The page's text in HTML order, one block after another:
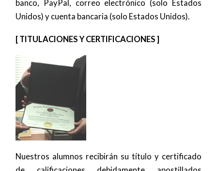
banco, PayPal, correo electrónico (solo Estados
Unidos) y cuenta bancaria (solo Estados Unidos).
[ TITULACIONES Y CERTIFICACIONES ]
Nuestros alumnos recibirán su título y certificado